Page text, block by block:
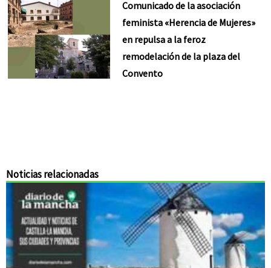
Comunicado de la asociación
feminista «Herencia de Mujeres»
en repulsa a la feroz
remodelación de la plaza del
Convento
Noticias relacionadas